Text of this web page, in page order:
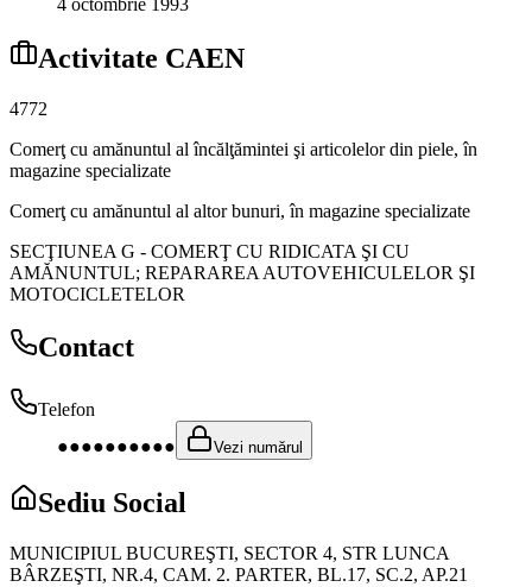
Activitate CAEN
4772
Comerţ cu amănuntul al încălţămintei şi articolelor din piele, în
magazine specializate
Comerţ cu amănuntul al altor bunuri, în magazine specializate
SECŢIUNEA G - COMERŢ CU RIDICATA ŞI CU
AMĂNUNTUL; REPARAREA AUTOVEHICULELOR ŞI
MOTOCICLETELOR
Contact
Telefon
●●●●●●●●●●
Vezi numărul
Sediu Social
MUNICIPIUL BUCUREŞTI, SECTOR 4, STR LUNCA
BÂRZEŞTI, NR.4, CAM. 2. PARTER, BL.17, SC.2, AP.21